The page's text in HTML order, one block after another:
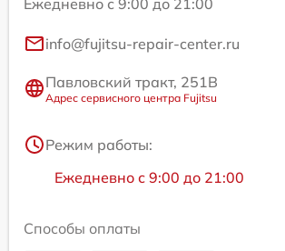
info@fujitsu-repair-center.ru
Павловский тракт, 251В
Адрес сервисного центра Fujitsu
Режим работы:
Ежедневно с 9:00 до 21:00
Способы оплаты